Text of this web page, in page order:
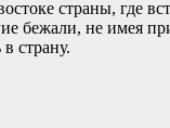
страны, где
бежали, не имея
страну.